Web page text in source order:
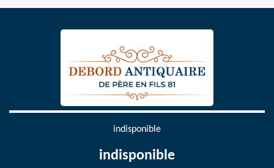
indisponible
indisponible